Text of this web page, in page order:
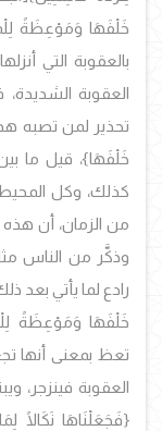
بالعقوبة التي
العقوبة
تحذير لمن تصبه
خَلْفَهَا}، قيل ما
كذلك، وكل
من الزمان، أن هذه
وذكَّر من الناس
رادع لما يأتي بعد
تعظ بمعنى أنها
العقوبة فينزجر،
{فَجَعَلْنَاهَا نَكَالًا